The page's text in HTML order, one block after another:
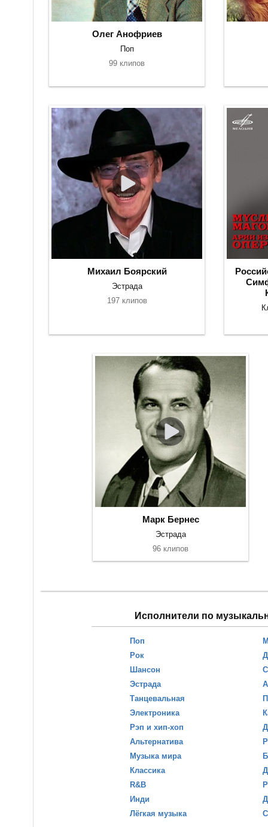
Олег Анофриев
Поп
99 клипов
Михаил Боярский
Эстрада
197 клипов
Марк Бернес
Эстрада
96 клипов
Исполнители по
Поп
Рок
Шансон
Эстрада
Танцевальная
Электроника
Рэп и хип-хоп
Альтернатива
Музыка мира
Классика
R&B
Инди
Лёгкая музыка